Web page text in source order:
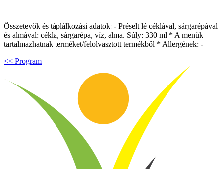
Összetevők és táplálkozási adatok: - Préselt lé céklával, sárgarépával
és almával: cékla, sárgarépa, víz, alma. Súly: 330 ml * A menük
tartalmazhatnak terméket/felolvasztott termékből * Allergének: -
<< Program